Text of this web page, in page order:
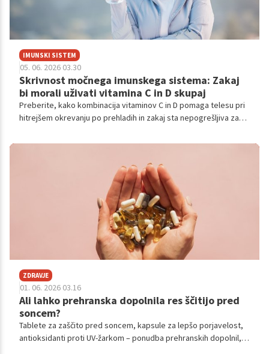
IMUNSKI SISTEM
05. 06. 2026 03.30
Skrivnost močnega imunskega sistema: Zakaj
bi morali uživati vitamina C in D skupaj
Preberite, kako kombinacija vitaminov C in D pomaga telesu pri
hitrejšem okrevanju po prehladih in zakaj sta nepogrešljiva za
ZDRAVJE
01. 06. 2026 03.16
Ali lahko prehranska dopolnila res ščitijo pred
soncem?
Tablete za zaščito pred soncem, kapsule za lepšo porjavelost,
antioksidanti proti UV-žarkom – ponudba prehranskih dopolnil, ki